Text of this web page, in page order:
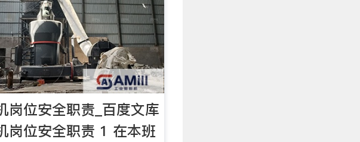
岗位安全职责_百度文库
岗位安全职责 1 在本班